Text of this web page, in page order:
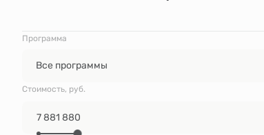
Программа
Все программы
Стоимость, руб.